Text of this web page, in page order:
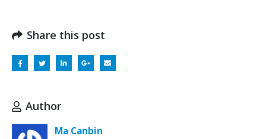
Share this post
Author
Ma Canbin